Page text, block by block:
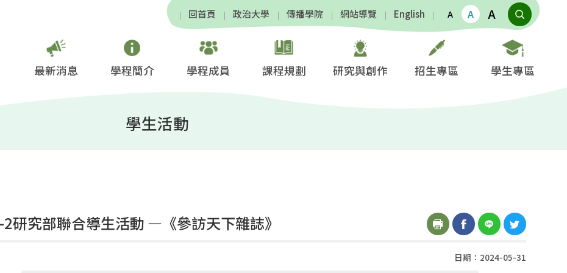
回首頁 政治大學 傳播學院 網站導覽 English A A A
最新消息 學程簡介 學程成員 課程規劃 研究與創作 招生專區 學生專區
學生活動
研究部聯合導生活動 —《參訪天下雜誌》
日期：2024-05-31